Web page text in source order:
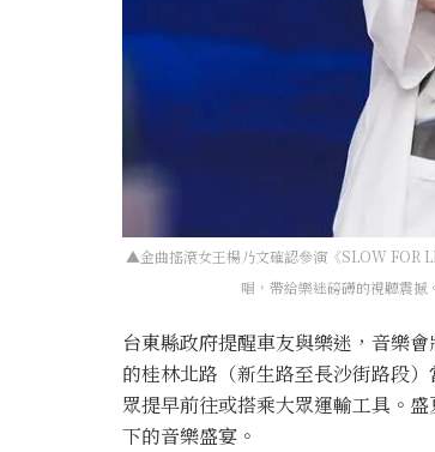
▲金曲搖滾女王楊乃文確認參演《SLOW FOR
唱，帶給樂迷磅礡的視聽震
台東縣政府提醒車友與樂迷，音樂
的桂林北路（新生路至長沙街路段
眾提早前往或搭乘大眾運輸工具。
下的音樂盛宴。